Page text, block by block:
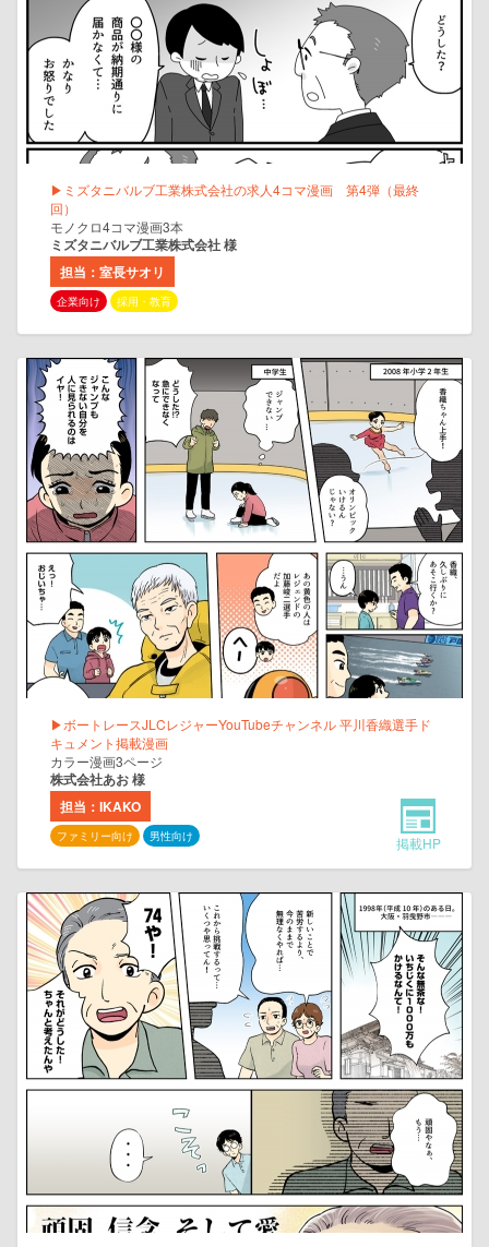
▶ミズタニバルブ工業株式会社の求人4コマ漫画 第4弾（最終
回）
モノクロ4コマ漫画3本
ミズタニバルブ工業株式会社 様
担当：室長サオリ
企業向け 採用・教育
▶ボートレースJLCレジャーYouTubeチャンネル 平川香織選手ド
キュメント掲載漫画
カラー漫画3ページ
株式会社あお 様
担当：IKAKO
ファミリー向け 男性向け 掲載HP